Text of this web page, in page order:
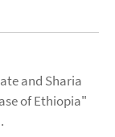
and Sharia
of Ethiopia"